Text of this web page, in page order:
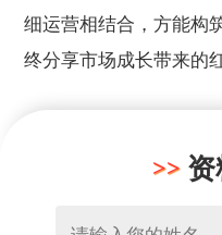
细运营相结合，方能构
终分享市场成长带来的
资